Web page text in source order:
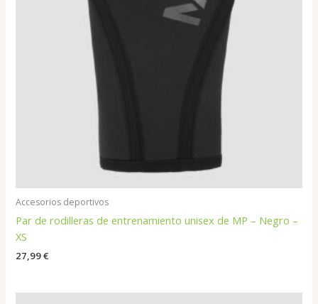
Accesorios deportivos
Par de rodilleras de entrenamiento unisex de MP – Negro –
XS
27,99€